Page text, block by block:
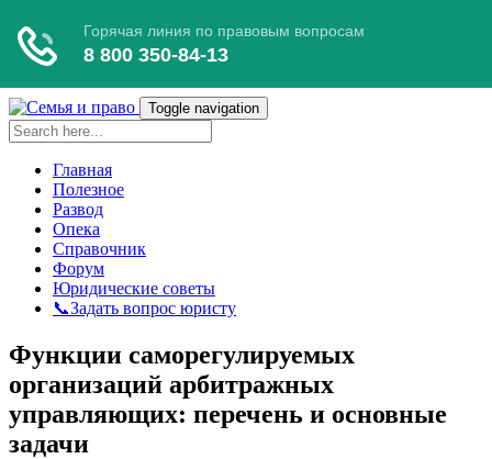
Toggle navigation
Главная
Полезное
Развод
Опека
Справочник
Форум
Юридические советы
📞Задать вопрос юристу
Функции саморегулируемых
организаций арбитражных
управляющих: перечень и основные
задачи